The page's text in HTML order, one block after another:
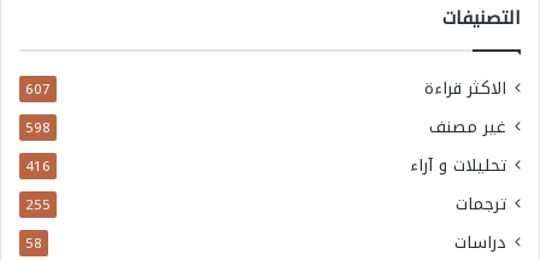
التصنيفات
الاكثر قراءة 607
غير مصنف 598
تحليلات و آراء 416
ترجمات 255
دراسات 58